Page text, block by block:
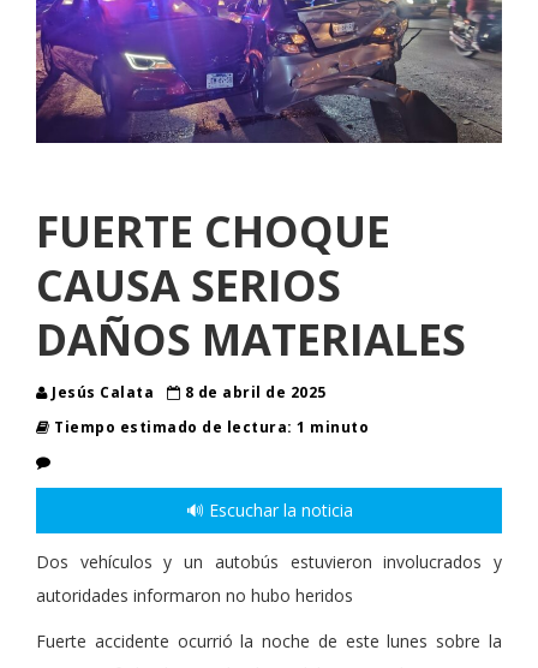
FUERTE CHOQUE
CAUSA SERIOS
DAÑOS MATERIALES
Jesús Calata
8 de abril de 2025
Tiempo estimado de lectura: 1 minuto
🔊 Escuchar la noticia
Dos vehículos y un autobús estuvieron involucrados y
autoridades informaron no hubo heridos
Fuerte accidente ocurrió la noche de este lunes sobre la